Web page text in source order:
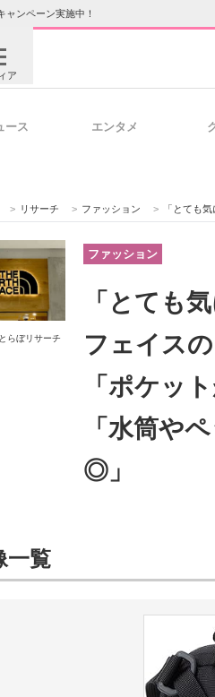
ャンペーン実施中！
ア
ビジネスと働き方のヒント
モノづくり技術者専門サイト
ース エンタメ
> リサーチ > ファッション > 「とても気に入っ
らぼリサーチ
ファッション
「とても
フェイス
「ポケッ
「水筒や
◎」
一覧